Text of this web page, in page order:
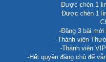
Được chèn 1
Được chèn 1
-Đăng 3 bài mới
-Thành viên
-Thành viên
-Hết quyền đăng chủ để